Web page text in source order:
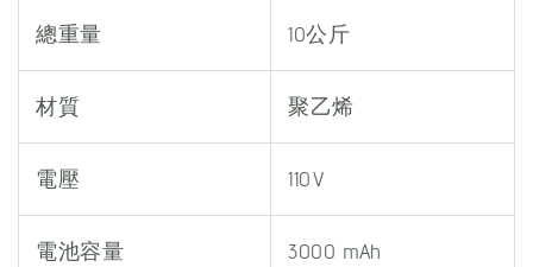
總重量 10公斤
材質 聚乙烯
電壓 110V
電池容量 3000 mAh